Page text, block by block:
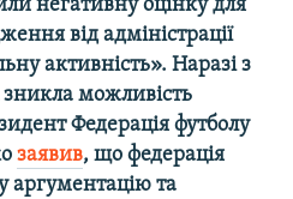
негативну оцінку для
від адміністрації
активність». Наразі з
зникла можливість
Федерація футболу
заявив, що федерація
аргументацію та